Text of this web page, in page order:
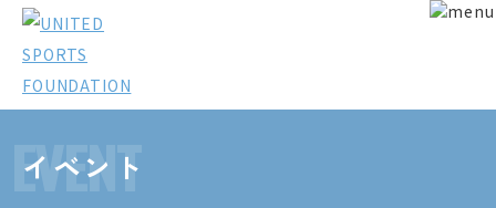
EVENT
イベント